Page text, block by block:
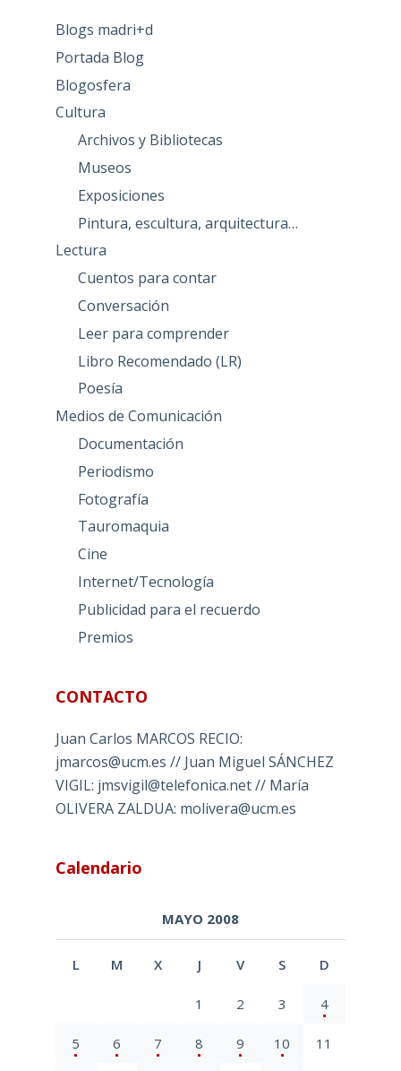
Blogs madri+d
Portada Blog
Blogosfera
Cultura
Archivos y Bibliotecas
Museos
Exposiciones
Pintura, escultura, arquitectura…
Lectura
Cuentos para contar
Conversación
Leer para comprender
Libro Recomendado (LR)
Poesía
Medios de Comunicación
Documentación
Periodismo
Fotografía
Tauromaquia
Cine
Internet/Tecnología
Publicidad para el recuerdo
Premios
CONTACTO
Juan Carlos MARCOS RECIO:
jmarcos@ucm.es // Juan Miguel SÁNCHEZ
VIGIL: jmsvigil@telefonica.net // María
OLIVERA ZALDUA: molivera@ucm.es
Calendario
MAYO 2008
L M X J V S D
1 2 3 4
5 6 7 8 9 10 11